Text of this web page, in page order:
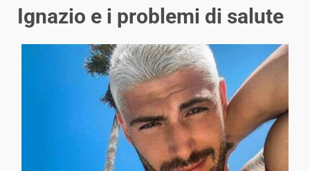
Ignazio e i problemi di salute